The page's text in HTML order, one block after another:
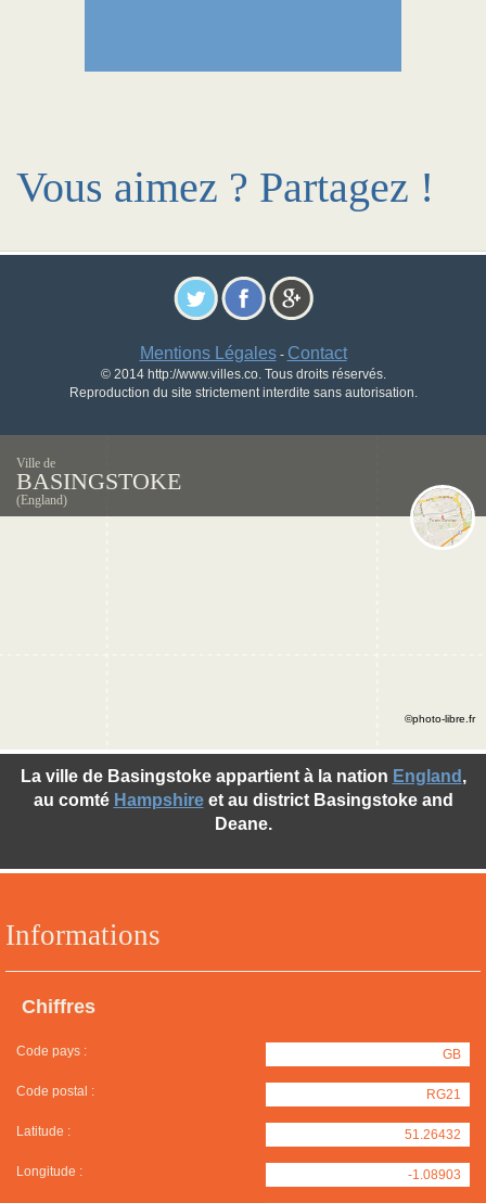
Vous aimez ? Partagez !
Mentions Légales- Contact
© 2014 http://www.villes.co. Tous droits réservés.
Reproduction du site strictement interdite sans autorisation.
Ville de
BASINGSTOKE
(England)
Informations
Chiffres
Code pays : GB
Code postal : RG21
Latitude : 51.26432
Longitude : -1.08903
La ville de Basingstoke appartient à la nation England ,
au comté Hampshireet au district Basingstoke and
Deane.
©photo-libre.fr